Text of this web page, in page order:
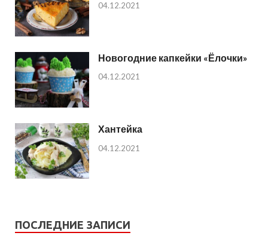
04.12.2021
Новогодние капкейки «Ёлочки»
04.12.2021
Хантейка
04.12.2021
ПОСЛЕДНИЕ ЗАПИСИ